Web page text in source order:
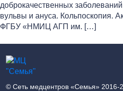
доброкачественных
вульвы и ануса. Кольпоскопия.
ФГБУ «НМИЦ АГП им. […]
© Сеть медцентров «Семья» 2016-